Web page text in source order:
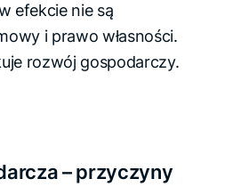
efekcie nie są
i prawo własności.
rozwój gospodarczy.
– przyczyny